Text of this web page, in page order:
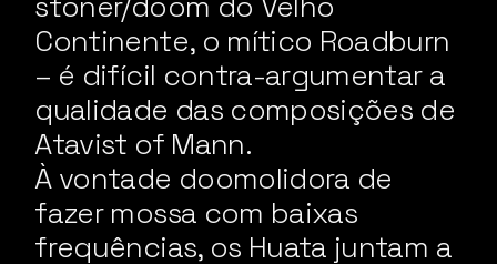
Continente, o mítico Roadburn
– é difícil contra-argumentar a
qualidade das composições de
Atavist of Mann.
À vontade doomolidora de
fazer mossa com baixas
frequências, os Huata juntam a